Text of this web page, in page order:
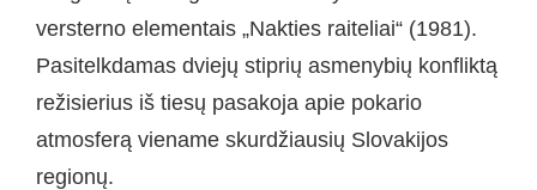
versterno elementais „Nakties raiteliai“ (1981).
Pasitelkdamas dviejų stiprių asmenybių konfliktą
režisierius iš tiesų pasakoja apie pokario
atmosferą viename skurdžiausių Slovakijos
regionų.